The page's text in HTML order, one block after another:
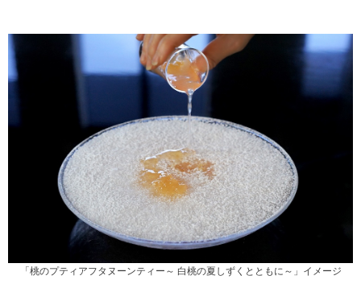
「桃のプティアフタヌーンティー～ 白桃の夏しずくとともに～」イメージ